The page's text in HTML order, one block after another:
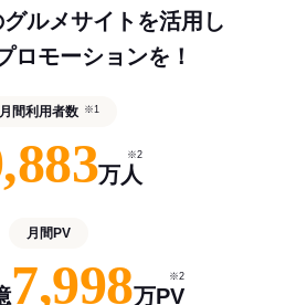
グルメサイトを活用し
ロモーションを！
月間利用者数 ※1
万人
※2
月間PV
7,998万PV
※2